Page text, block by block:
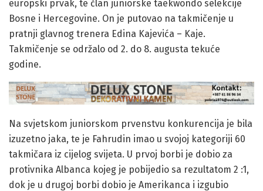
europski prvak, te član juniorske taekwondo selekcije
Bosne i Hercegovine. On je putovao na takmičenje u
pratnji glavnog trenera Edina Kajevića – Kaje.
Takmičenje se održalo od 2. do 8. augusta tekuće
godine.
Na svjetskom juniorskom prvenstvu konkurencija je bila
izuzetno jaka, te je Fahrudin imao u svojoj kategoriji 60
takmičara iz cijelog svijeta. U prvoj borbi je dobio za
protivnika Albanca kojeg je pobijedio sa rezultatom 2 :1,
dok je u drugoj borbi dobio je Amerikanca i izgubio